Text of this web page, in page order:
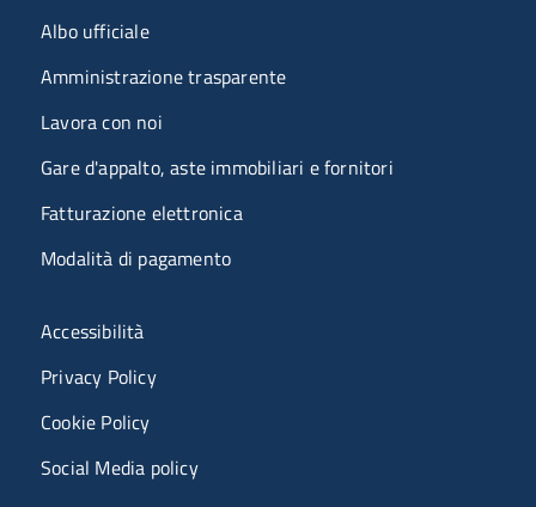
Menu organizzazione
Albo ufficiale
Amministrazione trasparente
Lavora con noi
Gare d'appalto, aste immobiliari e fornitori
Fatturazione elettronica
Modalità di pagamento
Menù riferimenti
Accessibilità
Privacy Policy
Cookie Policy
Social Media policy